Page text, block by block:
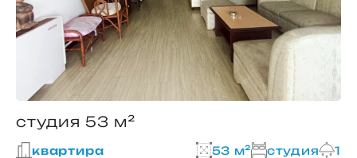
студия 53 м²
квартира 53 м² студия 1